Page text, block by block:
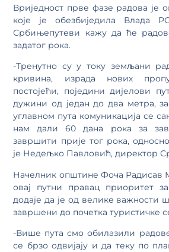
Вриједност прве фазе радова је
које је обезбиједила Влада
Србињепутеви кажу да ће
задатог рока.
-Тренутно су у току земљани
кривина, израда нових
постојећи, поједини дијелови
дужини од један до два метра,
углавном пута комуникација се
нам дали 60 дана рока за
завршити прије тог рока,
је Недељко Павловић, директор
Начелник општине Фоча Радисав
овај путни правац приоритет
додаје да је од велике важности
завршени до почетка туристичке
-Више пута смо обилазили
се брзо одвијају и да теку по